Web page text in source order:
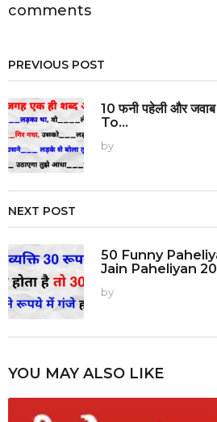
i
n
comments
PREVIOUS POST
10 फनी पहेली और
To...
by
NEXT POST
50 Funny
Jain Paheliyan
by
YOU MAY ALSO LIKE